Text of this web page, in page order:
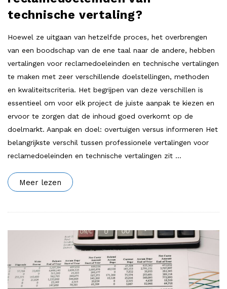
technische vertaling?
Hoewel ze uitgaan van hetzelfde proces, het overbrengen
van een boodschap van de ene taal naar de andere, hebben
vertalingen voor reclamedoeleinden en technische vertalingen
te maken met zeer verschillende doelstellingen, methoden
en kwaliteitscriteria. Het begrijpen van deze verschillen is
essentieel om voor elk project de juiste aanpak te kiezen en
ervoor te zorgen dat de inhoud goed overkomt op de
doelmarkt. Aanpak en doel: overtuigen versus informeren Het
belangrijkste verschil tussen professionele vertalingen voor
reclamedoeleinden en technische vertalingen zit …
Meer lezen